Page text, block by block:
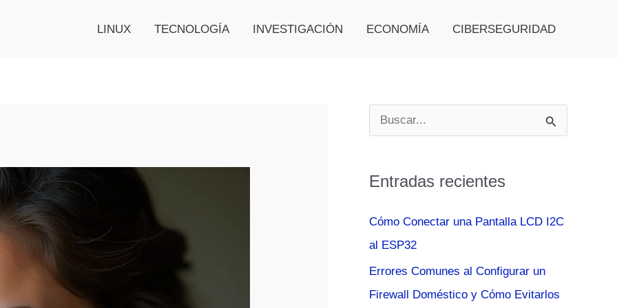
LINUX TECNOLOGÍA INVESTIGACIÓN ECONOMÍA CIBERSEGURIDAD
u
c
o
r
Entradas recientes
Cómo Conectar una Pantalla LCD I2C
al ESP32
Errores Comunes al Configurar un
Firewall Doméstico y Cómo Evitarlos